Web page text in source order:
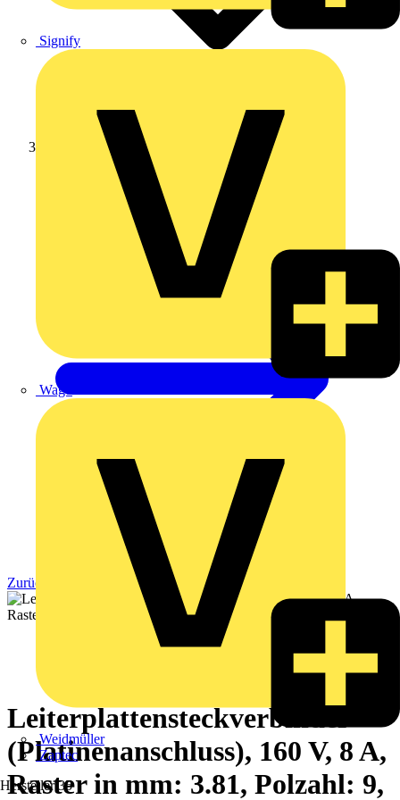
Signify
Wago
Weidmüller
Zaptec
Hersteller 35
Zurück zu Produkte
Leiterplattensteckverbinder
(Platinenanschluss), 160 V, 8 A,
Raster in mm: 3.81, Polzahl: 9,